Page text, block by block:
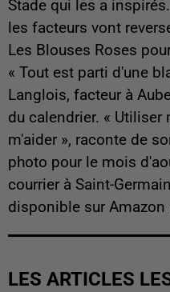
Stade qui les a
les facteurs vont
Les Blouses Roses
« Tout est parti d'une
Langlois, facteur à
du calendrier. «
m'aider », raconte de
photo pour le mois
courrier à Saint-
disponible sur Amazon
LES ARTICLES